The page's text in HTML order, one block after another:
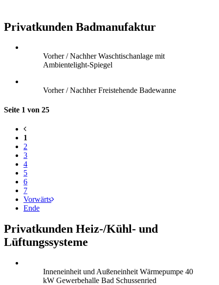
Privatkunden Badmanufaktur
Vorher / Nachher Waschtischanlage mit
Ambientelight-Spiegel
Vorher / Nachher Freistehende Badewanne
Seite 1 von 25
1
2
3
4
5
6
7
Vorwärts
Ende
Privatkunden Heiz-/Kühl- und
Lüftungssysteme
Inneneinheit und Außeneinheit Wärmepumpe 40
kW Gewerbehalle Bad Schussenried